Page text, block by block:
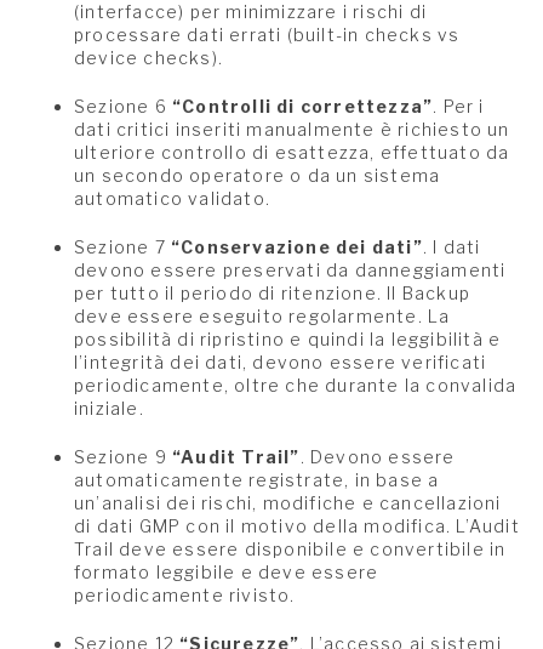
(interfacce) per minimizzare i rischi di
processare dati errati (built-in checks vs
device checks).
Sezione 6 “Controlli di correttezza”. Per i
dati critici inseriti manualmente è richiesto un
ulteriore controllo di esattezza, effettuato da
un secondo operatore o da un sistema
automatico validato.
Sezione 7 “Conservazione dei dati”. I dati
devono essere preservati da danneggiamenti
per tutto il periodo di ritenzione. Il Backup
deve essere eseguito regolarmente. La
possibilità di ripristino e quindi la leggibilità e
l’integrità dei dati, devono essere verificati
periodicamente, oltre che durante la convalida
iniziale.
Sezione 9 “Audit Trail”. Devono essere
automaticamente registrate, in base a
un’analisi dei rischi, modifiche e cancellazioni
di dati GMP con il motivo della modifica. L’Audit
Trail deve essere disponibile e convertibile in
formato leggibile e deve essere
periodicamente rivisto.
Sezione 12 “Sicurezze”. L’accesso ai sistemi